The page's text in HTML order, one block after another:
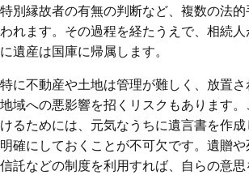
特別縁故者の有無の判断など、複数の法
われます。その過程を経たうえで、相続
に遺産は国庫に帰属します。
特に不動産や土地は管理が難しく、放置
地域への悪影響を招くリスクもあります
けるためには、元気なうちに遺言書を作
明確にしておくことが不可欠です。遺贈や
信託などの制度を利用すれば、自らの意